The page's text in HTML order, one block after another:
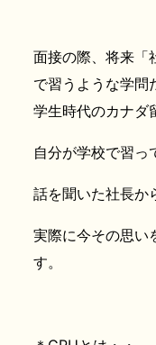
面接の際、将来「
で習うような学問
学生時代のカナダ
自分が学校で習っ
話を聞いた社長か
実際に今その思い
す。